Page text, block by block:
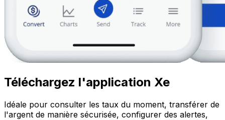
Téléchargez l'application Xe
Idéale pour consulter les taux du moment, transférer de
l'argent de manière sécurisée, configurer des alertes,